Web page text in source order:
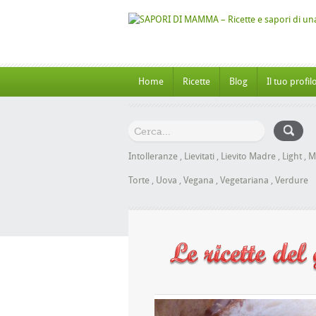
Home Ricette Blog Il tuo profilo
Intolleranze , Lievitati , Lievito Madre , Light ,
Torte , Uova , Vegana , Vegetariana , Verdure